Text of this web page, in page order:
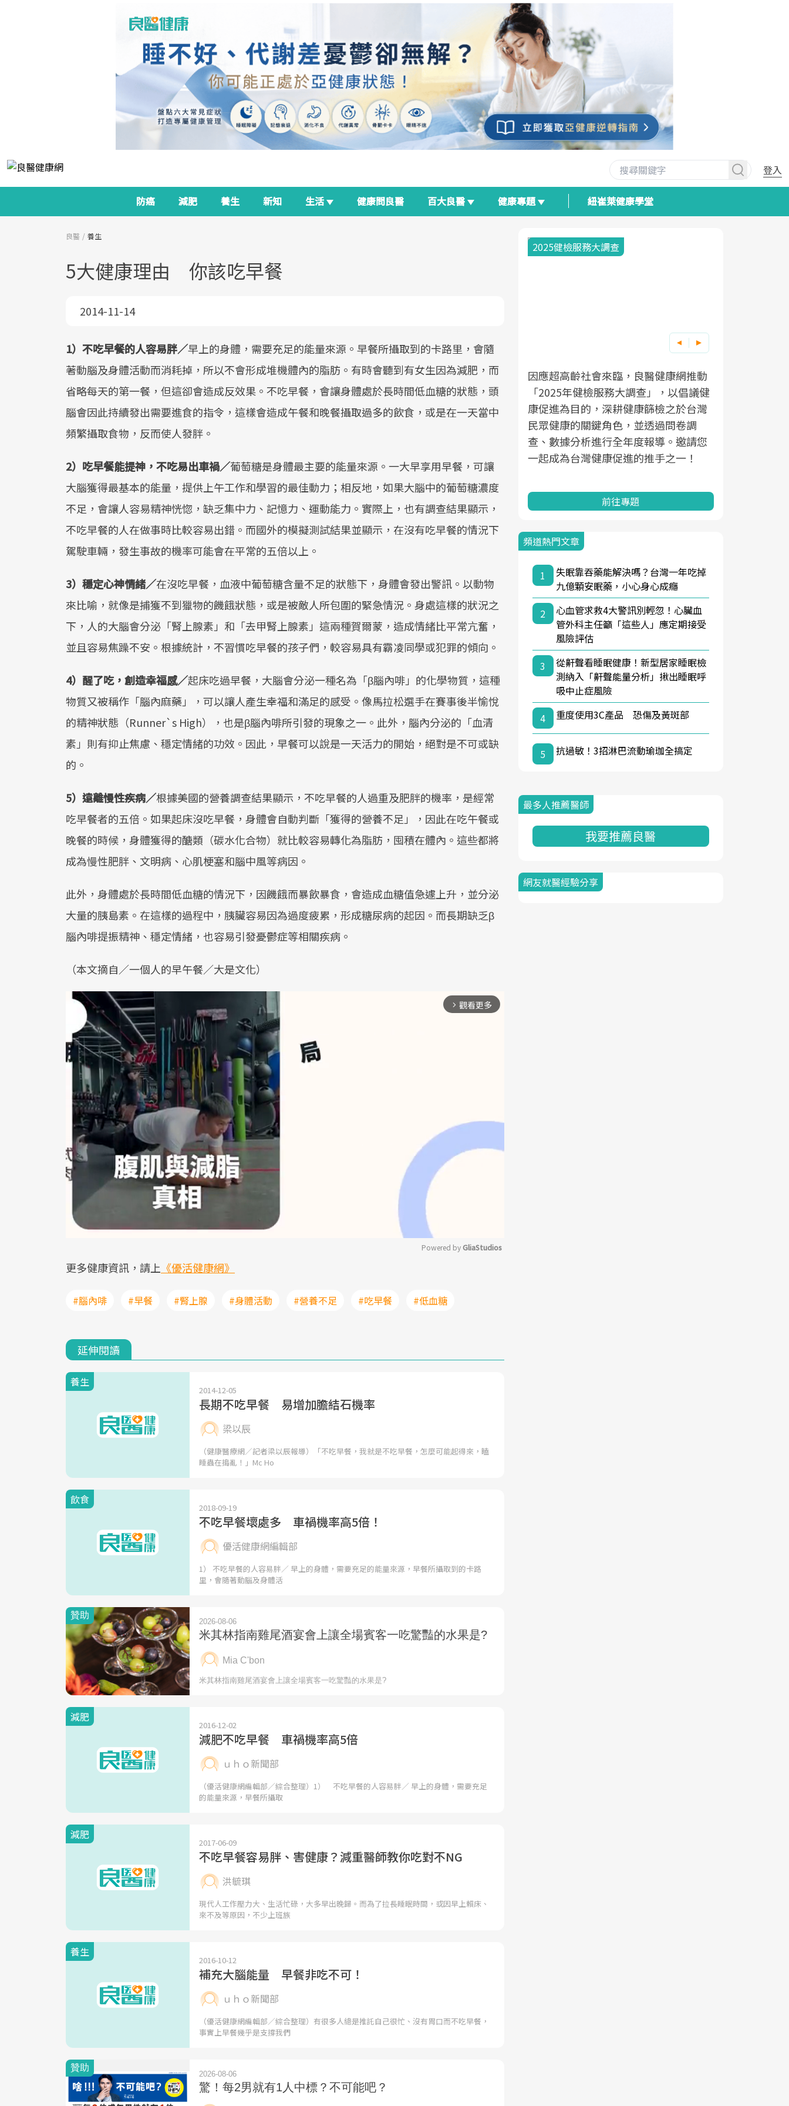
登入
防癌 減肥 養生 新知 生活 健康問良醫 百大良醫 健康專題 紐崔萊健康學堂
良醫 養生
5大健康理由 你該吃早餐
2014-11-14
1）不吃早餐的人容易胖／早上的身體，需要充足的能量來源。早餐所攝取到的卡路里，會隨
著動腦及身體活動而消耗掉，所以不會形成堆機體內的脂肪。有時會聽到有女生因為減肥，而
省略每天的第一餐，但這卻會造成反效果。不吃早餐，會讓身體處於長時間低血糖的狀態，頭
腦會因此持續發出需要進食的指令，這樣會造成午餐和晚餐攝取過多的飲食，或是在一天當中
頻繁攝取食物，反而使人發胖。
2）吃早餐能提神，不吃易出車禍／葡萄糖是身體最主要的能量來源。一大早享用早餐，可讓
大腦獲得最基本的能量，提供上午工作和學習的最佳動力；相反地，如果大腦中的葡萄糖濃度
不足，會讓人容易精神恍惚，缺乏集中力、記憶力、運動能力。實際上，也有調查結果顯示，
不吃早餐的人在做事時比較容易出錯。而國外的模擬測試結果並顯示，在沒有吃早餐的情況下
駕駛車輛，發生事故的機率可能會在平常的五倍以上。
3）穩定心神情緒／在沒吃早餐，血液中葡萄糖含量不足的狀態下，身體會發出警訊。以動物
來比喻，就像是捕獲不到獵物的饑餓狀態，或是被敵人所包圍的緊急情況。身處這樣的狀況之
下，人的大腦會分泌「腎上腺素」和「去甲腎上腺素」這兩種賀爾蒙，造成情緒比平常亢奮，
並且容易焦躁不安。根據統計，不習慣吃早餐的孩子們，較容易具有霸凌同學或犯罪的傾向。
4）醒了吃，創造幸福感／起床吃過早餐，大腦會分泌一種名為「β腦內啡」的化學物質，這種
物質又被稱作「腦內麻藥」，可以讓人產生幸福和滿足的感受。像馬拉松選手在賽事後半愉悅
的精神狀態（Runner`s High），也是β腦內啡所引發的現象之一。此外，腦內分泌的「血清
素」則有抑止焦慮、穩定情緒的功效。因此，早餐可以說是一天活力的開始，絕對是不可或缺
的。
5）遠離慢性疾病／根據美國的營養調查結果顯示，不吃早餐的人過重及肥胖的機率，是經常
吃早餐者的五倍。如果起床沒吃早餐，身體會自動判斷「獲得的營養不足」，因此在吃午餐或
晚餐的時候，身體獲得的醣類（碳水化合物）就比較容易轉化為脂肪，囤積在體內。這些都將
成為慢性肥胖、文明病、心肌梗塞和腦中風等病因。
此外，身體處於長時間低血糖的情況下，因饑餓而暴飲暴食，會造成血糖值急遽上升，並分泌
大量的胰島素。在這樣的過程中，胰臟容易因為過度疲累，形成糖尿病的起因。而長期缺乏β
腦內啡提振精神、穩定情緒，也容易引發憂鬱症等相關疾病。
（本文摘自／一個人的早午餐／大是文化）
arrow_forward_ios 觀看更多
Powered by GliaStudios
更多健康資訊，請上 《優活健康網》
#腦內啡 #早餐 #腎上腺 #身體活動 #營養不足 #吃早餐 #低血糖
延伸閱讀
養生
2014-12-05
長期不吃早餐 易增加膽結石機率
梁以辰
（健康醫療網／記者梁以辰報導）「不吃早餐，我就是不吃早餐，怎麼可能起得來，瞌
睡蟲在搗亂！」Mc Ho
飲食
2018-09-19
不吃早餐壞處多 車禍機率高5倍！
優活健康網編輯部
1） 不吃早餐的人容易胖／ 早上的身體，需要充足的能量來源，早餐所攝取到的卡路
里，會隨著動腦及身體活
減肥
2016-12-02
減肥不吃早餐 車禍機率高5倍
ｕｈｏ新聞部
（優活健康網編輯部／綜合整理）1） 不吃早餐的人容易胖／ 早上的身體，需要充足
的能量來源，早餐所攝取
減肥
2017-06-09
不吃早餐容易胖、害健康？減重醫師教你吃對不NG
洪毓琪
現代人工作壓力大、生活忙碌，大多早出晚歸。而為了拉長睡眠時間，或因早上賴床、
來不及等原因，不少上班族
養生
2016-10-12
補充大腦能量 早餐非吃不可！
ｕｈｏ新聞部
（優活健康網編輯部／綜合整理）有很多人總是推託自己很忙、沒有胃口而不吃早餐，
事實上早餐幾乎是支撐我們
面對超高齡社會的浪潮，台灣正在快速
邁向「健康照護」的新時代。隨著國家
政策如「健康台灣推動委員會」與「長
療院所的服務，更是民眾了解自身健康
狀況、啟動健康管理的重要起點。
前往專題
2025年，就到良醫生活祭體驗「一站式
健康新生活」，從講座、體驗到運動，
全面啟動你的健康革命！
前往專題
良醫健康網從「換季的身體變化」出
發，透過醫學觀點與日常感受的對話，
建立對亞健康的認知，進而引導實際的
前往專題
根據不同性別與年齡，帶你找到過去、
現在、未來的健康節點，理解身體的變
化，知道該如何照顧自己。
前往專題
2025健檢服務大調查
因應超高齡社會來臨，良醫健康網推動
「2025年健檢服務大調查」，以倡議健
康促進為目的，深耕健康篩檢之於台灣
民眾健康的關鍵角色，並透過問卷調
查、數據分析進行全年度報導。邀請您
一起成為台灣健康促進的推手之一！
前往專題
頻道熱門文章
1
失眠靠吞藥能解決嗎？台灣一年吃掉
九億顆安眠藥，小心身心成癮
2
心血管求救4大警訊別輕忽！心臟血
管外科主任籲「這些人」應定期接受
風險評估
3
從鼾聲看睡眠健康！新型居家睡眠檢
測納入「鼾聲能量分析」揪出睡眠呼
吸中止症風險
4
重度使用3C產品 恐傷及黃斑部
5 抗過敏！3招淋巴流動瑜珈全搞定
最多人推薦醫師
我要推薦良醫
網友就醫經驗分享